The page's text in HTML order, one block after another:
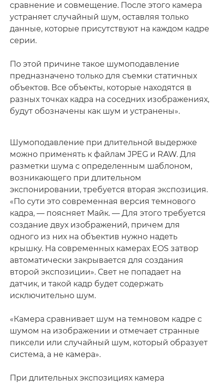
сравнение и совмещение. После этого камера
устраняет случайный шум, оставляя только
данные, которые присутствуют на каждом кадре
серии.
По этой причине такое шумоподавление
предназначено только для съемки статичных
объектов. Все объекты, которые находятся в
разных точках кадра на соседних изображениях,
будут обозначены как шум и устранены».
Шумоподавление при длительной выдержке
можно применять к файлам JPEG и RAW. Для
разметки шума с определенным шаблоном,
возникающего при длительном
экспонировании, требуется вторая экспозиция.
«По сути это современная версия темнового
кадра, — поясняет Майк. — Для этого требуется
создание двух изображений, причем для
одного из них на объектив нужно надеть
крышку. На современных камерах EOS затвор
автоматически закрывается для создания
второй экспозиции». Свет не попадает на
датчик, и такой кадр будет содержать
исключительно шум.
«Камера сравнивает шум на темновом кадре с
шумом на изображении и отмечает странные
пиксели или случайный шум, который образует
система, а не камера».
При длительных экспозициях камера